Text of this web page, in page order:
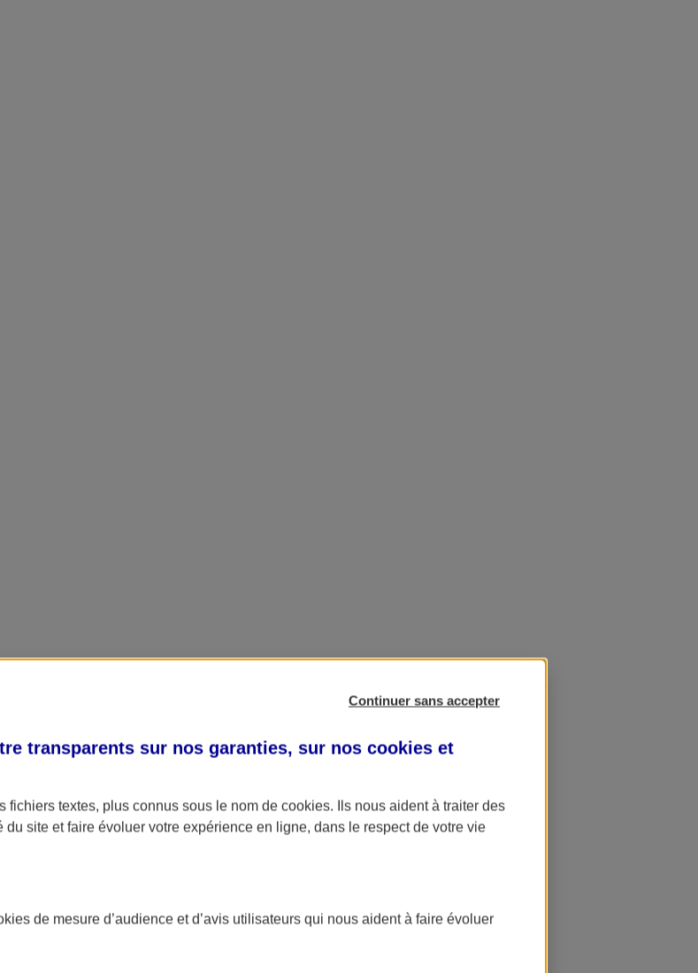
Continuer sans accepter
transparents sur nos garanties, sur nos cookies et
fichiers textes, plus connus sous le nom de cookies. Ils nous aident à traiter des
site et faire évoluer votre expérience en ligne, dans le respect de votre vie
de mesure d’audience et d’avis utilisateurs qui nous aident à faire évoluer